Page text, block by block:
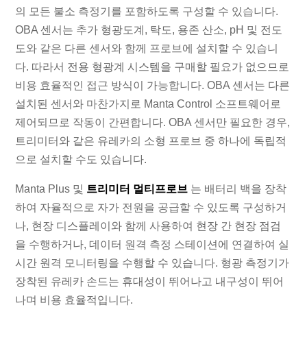
의 모든 불소 측정기를 포함하도록 구성할 수 있습니다.
OBA 센서는 추가 형광도계, 탁도, 용존 산소, pH 및 전도
도와 같은 다른 센서와 함께 프로브에 설치할 수 있습니
다. 따라서 전용 형광계 시스템을 구매할 필요가 없으므로
비용 효율적인 접근 방식이 가능합니다. OBA 센서는 다른
설치된 센서와 마찬가지로 Manta Control 소프트웨어로
제어되므로 작동이 간편합니다. OBA 센서만 필요한 경우,
트리미터와 같은 유레카의 소형 프로브 중 하나에 독립적
으로 설치할 수도 있습니다.
Manta Plus 및 트리미터 멀티프로브 는 배터리 백을 장착
하여 자율적으로 자가 전원을 공급할 수 있도록 구성하거
나, 현장 디스플레이와 함께 사용하여 현장 간 현장 점검
을 수행하거나, 데이터 원격 측정 스테이션에 연결하여 실
시간 원격 모니터링을 수행할 수 있습니다. 형광 측정기가
장착된 유레카 손드는 휴대성이 뛰어나고 내구성이 뛰어
나며 비용 효율적입니다.